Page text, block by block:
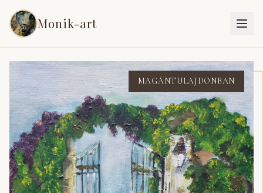
Monik-art
Vissza a festményekhez
MAGÁNTULAJDONBAN